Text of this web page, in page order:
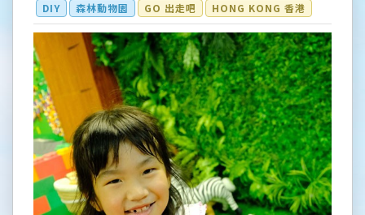
DIY 森林動物園 GO 出走吧 HONG KONG 香港